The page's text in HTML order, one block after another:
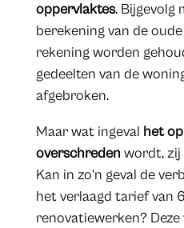
oppervlaktes. Bijgevolg
berekening van de
rekening worden
gedeelten van de
afgebroken.
Maar wat ingeval het
overschreden wordt, zij
Kan in zo’n geval de
het verlaagd tarief van
renovatiewerken?